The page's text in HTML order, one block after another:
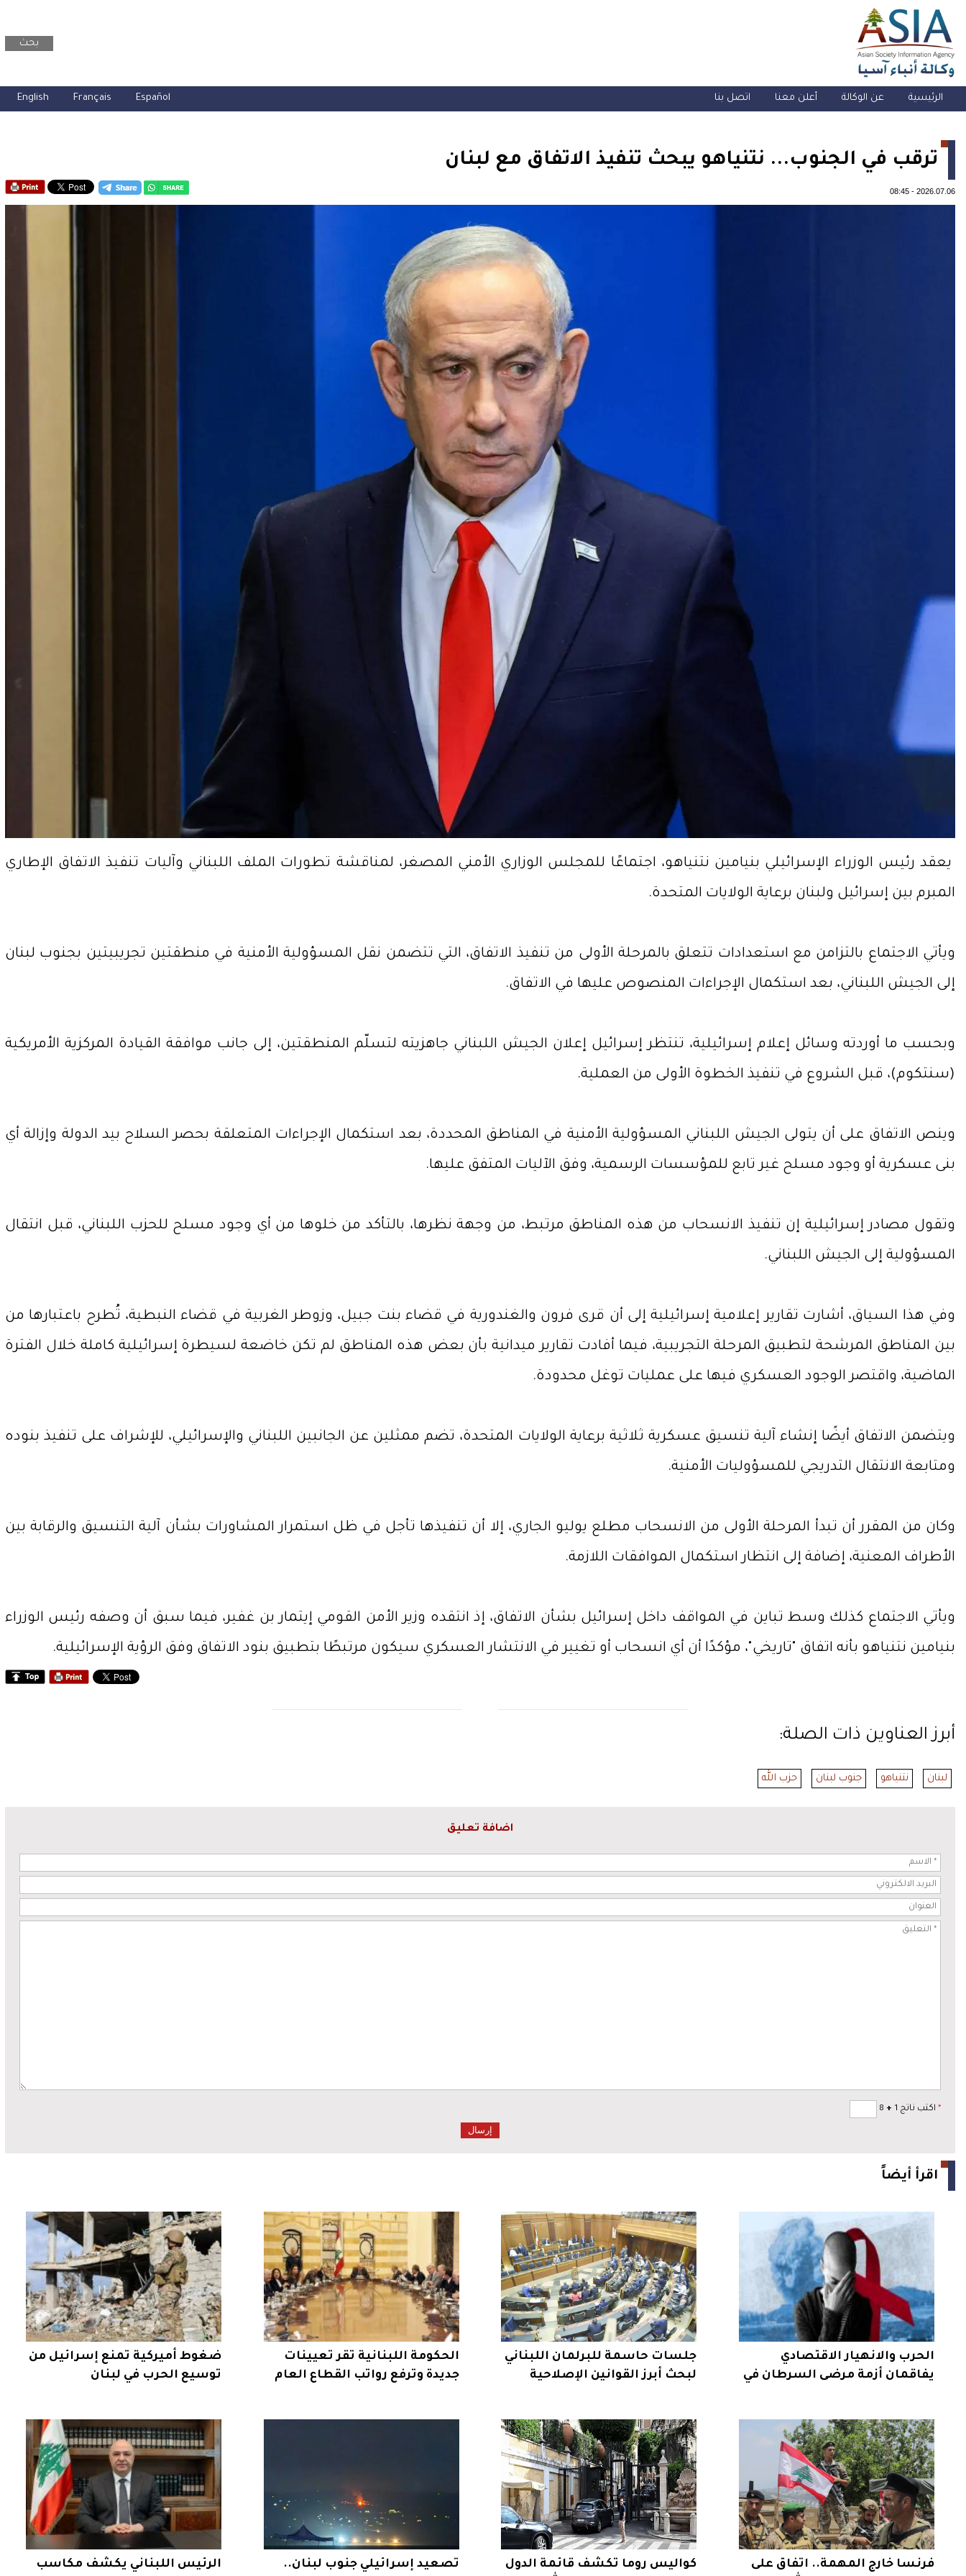
بحث
الرئيسية عن الوكالة أعلن معنا اتصل بنا English Français Español
ترقب في الجنوب... نتنياهو يبحث تنفيذ الاتفاق مع لبنان
2026.07.06
-
08:45
يعقد رئيس الوزراء الإسرائيلي بنيامين نتنياهو، اجتماعًا للمجلس الوزاري الأمني المصغر، لمناقشة تطورات الملف اللبناني وآليات تنفيذ الاتفاق الإطاري
المبرم بين إسرائيل ولبنان برعاية الولايات المتحدة.
ويأتي الاجتماع بالتزامن مع استعدادات تتعلق بالمرحلة الأولى من تنفيذ الاتفاق، التي تتضمن نقل المسؤولية الأمنية في منطقتين تجريبيتين بجنوب لبنان
إلى الجيش اللبناني، بعد استكمال الإجراءات المنصوص عليها في الاتفاق.
وبحسب ما أوردته وسائل إعلام إسرائيلية، تنتظر إسرائيل إعلان الجيش اللبناني جاهزيته لتسلّم المنطقتين، إلى جانب موافقة القيادة المركزية الأمريكية
(سنتكوم)، قبل الشروع في تنفيذ الخطوة الأولى من العملية.
وينص الاتفاق على أن يتولى الجيش اللبناني المسؤولية الأمنية في المناطق المحددة، بعد استكمال الإجراءات المتعلقة بحصر السلاح بيد الدولة وإزالة أي
بنى عسكرية أو وجود مسلح غير تابع للمؤسسات الرسمية، وفق الآليات المتفق عليها.
وتقول مصادر إسرائيلية إن تنفيذ الانسحاب من هذه المناطق مرتبط، من وجهة نظرها، بالتأكد من خلوها من أي وجود مسلح للحزب اللبناني، قبل انتقال
المسؤولية إلى الجيش اللبناني.
وفي هذا السياق، أشارت تقارير إعلامية إسرائيلية إلى أن قرى فرون والغندورية في قضاء بنت جبيل، وزوطر الغربية في قضاء النبطية، تُطرح باعتبارها من
بين المناطق المرشحة لتطبيق المرحلة التجريبية، فيما أفادت تقارير ميدانية بأن بعض هذه المناطق لم تكن خاضعة لسيطرة إسرائيلية كاملة خلال الفترة
الماضية، واقتصر الوجود العسكري فيها على عمليات توغل محدودة.
ويتضمن الاتفاق أيضًا إنشاء آلية تنسيق عسكرية ثلاثية برعاية الولايات المتحدة، تضم ممثلين عن الجانبين اللبناني والإسرائيلي، للإشراف على تنفيذ بنوده
ومتابعة الانتقال التدريجي للمسؤوليات الأمنية.
وكان من المقرر أن تبدأ المرحلة الأولى من الانسحاب مطلع يوليو الجاري، إلا أن تنفيذها تأجل في ظل استمرار المشاورات بشأن آلية التنسيق والرقابة بين
الأطراف المعنية، إضافة إلى انتظار استكمال الموافقات اللازمة.
ويأتي الاجتماع كذلك وسط تباين في المواقف داخل إسرائيل بشأن الاتفاق، إذ انتقده وزير الأمن القومي إيتمار بن غفير، فيما سبق أن وصفه رئيس الوزراء
بنيامين نتنياهو بأنه اتفاق "تاريخي"، مؤكدًا أن أي انسحاب أو تغيير في الانتشار العسكري سيكون مرتبطًا بتطبيق بنود الاتفاق وفق الرؤية الإسرائيلية.
أبرز العناوين ذات الصلة:
لبنان نتنياهو جنوب لبنان حزب الله
اضافة تعليق
* اكتب ناتج 1 +
اقرأ أيضاً
الحرب والانهيار الاقتصادي
يفاقمان أزمة مرضى السرطان في
جلسات حاسمة للبرلمان اللبناني
لبحث أبرز القوانين الإصلاحية
الحكومة اللبنانية تقر تعيينات
جديدة وترفع رواتب القطاع العام
ضغوط أميركية تمنع إسرائيل من
توسيع الحرب في لبنان
فرنسا خارج المهمة.. اتفاق على كواليس روما تكشف قائمة الدول تصعيد إسرائيلي جنوب لبنان.. الرئيس اللبناني يكشف مكاسب